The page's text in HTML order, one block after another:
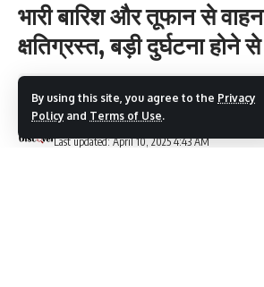
By using this site, you agree to the Privacy
Policy and Terms of Use.
भारी बारिश और तूफान से
क्षतिग्रस्त, बड़ी दुर्घटना होने
Last updated: April 10, 2025 4:43 AM
Devbhumi Discover